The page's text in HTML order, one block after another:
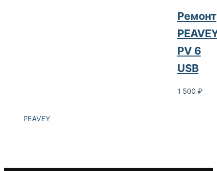
PEAVEY
Ремонт
PV 6
USB
1 500 ₽